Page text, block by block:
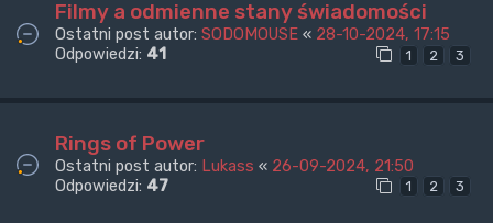
Filmy a odmienne stany świadomości
Ostatni post autor: SODOMOUSE « 28-10-2024, 17:15
Odpowiedzi: 41 1 2 3
Rings of Power
Ostatni post autor: Lukass « 26-09-2024, 21:50
Odpowiedzi: 47 1 2 3